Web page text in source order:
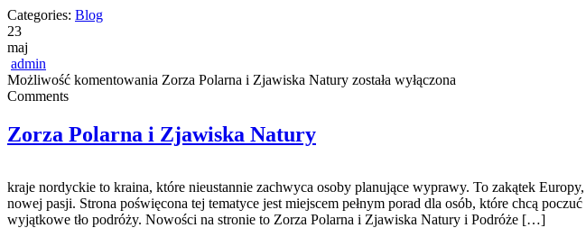
Categories: Blog
23
maj
admin
Możliwość komentowania Zorza Polarna i Zjawiska Natury została wyłączona
Comments
Zorza Polarna i Zjawiska Natury
kraje nordyckie to kraina, które nieustannie zachwyca osoby planujące wyprawy. To zakątek
nowej pasji. Strona poświęcona tej tematyce jest miejscem pełnym porad dla osób, które chcą
wyjątkowe tło podróży. Nowości na stronie to Zorza Polarna i Zjawiska Natury i Podróże […]